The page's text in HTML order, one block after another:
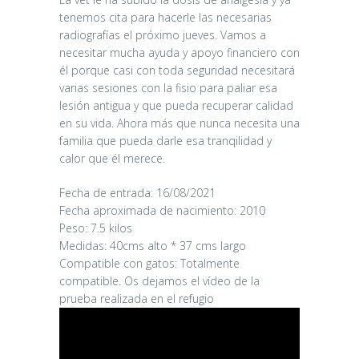
tenemos cita para hacerle las necesarias
radiografías el próximo jueves. Vamos a
necesitar mucha ayuda y apoyo financiero con
él porque casi con toda seguridad necesitará
varias sesiones con la fisio para paliar esa
lesión antigua y que pueda recuperar calidad
en su vida. Ahora más que nunca necesita una
familia que pueda darle esa tranqilidad y
calor que él merece.
Fecha de entrada: 16/08/2021
Fecha aproximada de nacimiento: 2010
Peso: 7.5 kilos
Medidas: 40cms alto * 37 cms largo
Compatible con gatos: Totalmente
compatible. Os dejamos el vídeo de la
prueba realizada en el refugio